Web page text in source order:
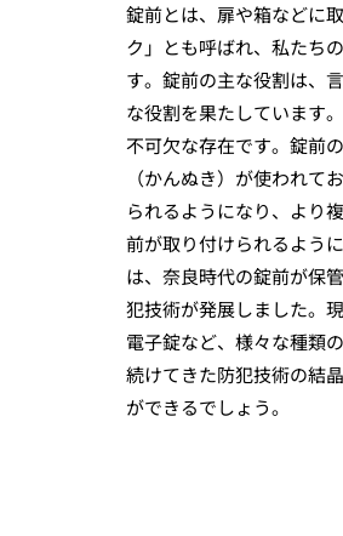
錠前とは、扉や箱などに
ク」とも呼ばれ、私たち
す。錠前の主な役割は、
な役割を果たしています
不可欠な存在です。錠前
（かんぬき）が使われ
られるようになり、より
前が取り付けられるよう
は、奈良時代の錠前が保
犯技術が発展しました。
電子錠など、様々な種類
続けてきた防犯技術の結
ができるでしょう。